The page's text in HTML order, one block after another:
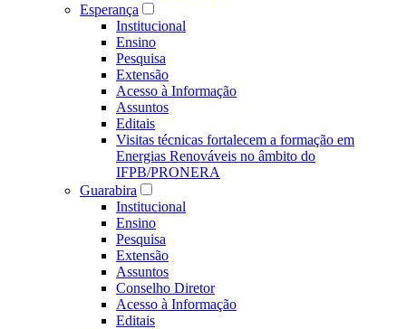
Esperança
Institucional
Ensino
Pesquisa
Extensão
Acesso à Informação
Assuntos
Editais
Visitas técnicas fortalecem a formação em
Energias Renováveis no âmbito do
IFPB/PRONERA
Guarabira
Institucional
Ensino
Pesquisa
Extensão
Assuntos
Conselho Diretor
Acesso à Informação
Editais